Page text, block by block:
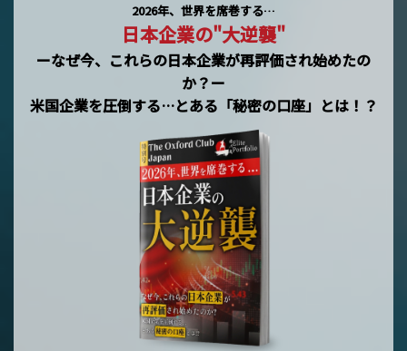
2026年、世界を席巻する…
日本企業の"大逆襲"
ーなぜ今、これらの日本企業が再評価され始めたの
か？ー
米国企業を圧倒する…とある「秘密の口座」とは！？